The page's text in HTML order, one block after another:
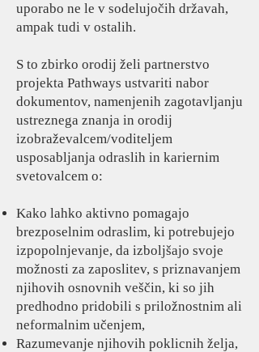
uporabo ne le v sodelujočih državah,
ampak tudi v ostalih.
S to zbirko orodij želi partnerstvo
projekta Pathways ustvariti nabor
dokumentov, namenjenih zagotavljanju
ustreznega znanja in orodij
izobraževalcem/voditeljem
usposabljanja odraslih in kariernim
svetovalcem o:
Kako lahko aktivno pomagajo
brezposelnim odraslim, ki potrebujejo
izpopolnjevanje, da izboljšajo svoje
možnosti za zaposlitev, s priznavanjem
njihovih osnovnih veščin, ki so jih
predhodno pridobili s priložnostnim ali
neformalnim učenjem,
Razumevanje njihovih poklicnih želja,